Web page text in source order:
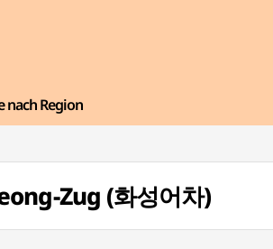
nach Region
Zug (화성어차)